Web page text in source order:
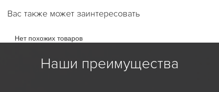
Смартфон оборудован AMOLED-экраном с разрешением
2712x1220 пикселей и частотой обновления 120 Гц, что
составляет 6,67 дюйма, а число пикселей на дюйм – 446.
Вас также может заинтересовать
Нет похожих товаров
Наши преимущества